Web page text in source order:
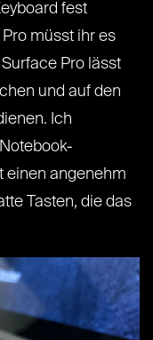
fest
müsst ihr es
Pro lässt
und auf den
Ich
einen angenehm
Tasten, die das